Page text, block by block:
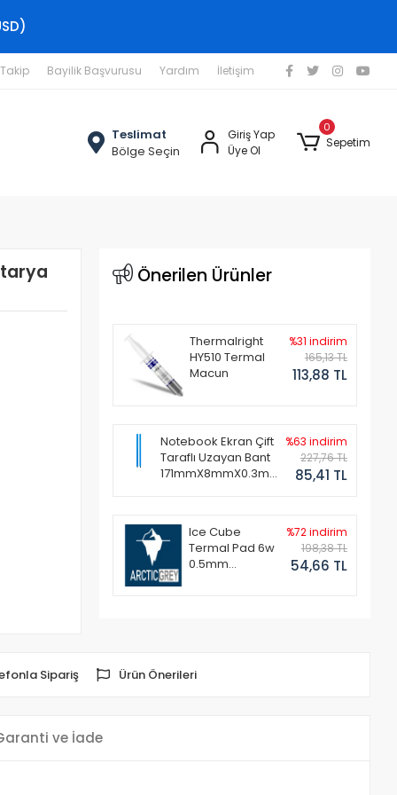
Bayilik Başvurusu Yardım İletişim
Teslimat
Bölge Seçin
Giriş Yap
Üye Ol
0
Sepetim
Önerilen Ürünler
Thermalright
HY510 Termal
Macun
%31 indirim
165,13 TL
113,88 TL
Notebook Ekran Çift
Taraflı Uzayan Bant
171mmX8mmX0.3mm
%63 indirim
227,76 TL
85,41 TL
Ice Cube
Termal Pad 6w
0.5mm
%72 indirim
198,38 TL
54,66 TL
Sipariş Ürün Önerileri
ve İade